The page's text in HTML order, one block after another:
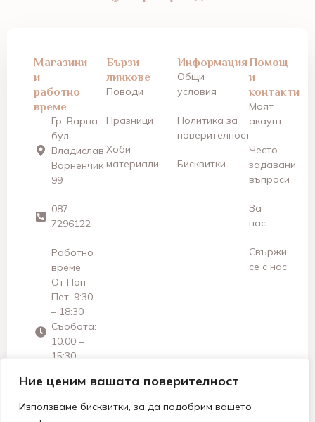
Ние ценим вашата поверителност
Използваме бисквитки, за да подобрим вашето
Магазини
и
работно
време
Гр. Варна
бул.
Владислав
Варненчик
99
087
7296122
Работно
време
От Пон –
Пет: 9:30
– 18:30
Съобота:
10:00 –
15:30
Почивен
Бързи
линкове
Поводи
Празници
Хоби
материали
Информация
Общи
условия
Политика за
поверителност
Бисквитки
Помощ
и
контакти
Моят
акаунт
Често
задавани
въпроси
За
нас
Свържи
се с нас